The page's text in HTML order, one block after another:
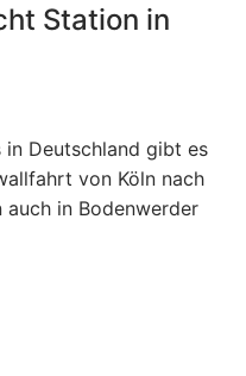
Station in
in Deutschland gibt es
von Köln nach
auch in Bodenwerder